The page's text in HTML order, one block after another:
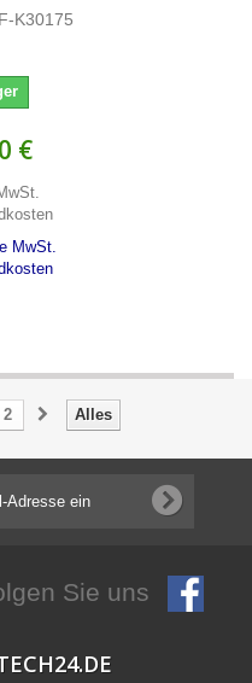
K30175
€
MwSt.
Alles
2
Sie uns